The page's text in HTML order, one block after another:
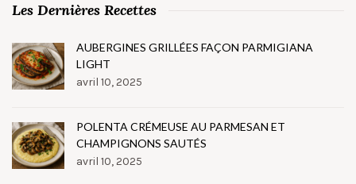
Les Dernières Recettes
AUBERGINES GRILLÉES FAÇON PARMIGIANA
LIGHT
avril 10, 2025
POLENTA CRÉMEUSE AU PARMESAN ET
CHAMPIGNONS SAUTÉS
avril 10, 2025